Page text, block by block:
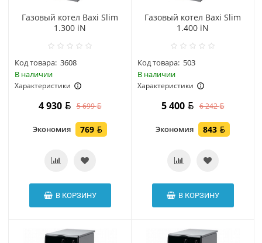
Газовый котел Baxi Slim
1.300 iN
Код товара: 3608
В наличии
Характеристики
4 930 5 699
Экономия 769
В КОРЗИНУ
Газовый котел Baxi Slim
1.400 iN
Код товара: 503
В наличии
Характеристики
5 400 6 242
Экономия 843
В КОРЗИНУ